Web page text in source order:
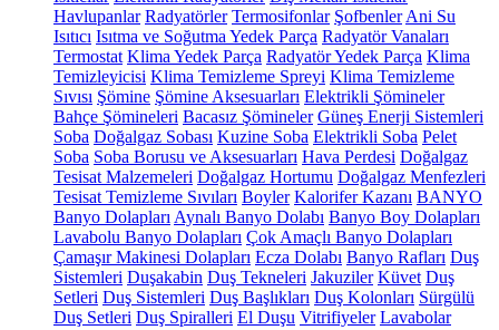
Havlupanlar Radyatörler Termosifonlar Şofbenler Ani Su
Isıtıcı Isıtma ve Soğutma Yedek Parça Radyatör Vanaları
Termostat Klima Yedek Parça Radyatör Yedek Parça Klima
Temizleyicisi Klima Temizleme Spreyi Klima Temizleme
Sıvısı Şömine Şömine Aksesuarları Elektrikli Şömineler
Bahçe Şömineleri Bacasız Şömineler Güneş Enerji Sistemleri
Soba Doğalgaz Sobası Kuzine Soba Elektrikli Soba Pelet
Soba Soba Borusu ve Aksesuarları Hava Perdesi Doğalgaz
Tesisat Malzemeleri Doğalgaz Hortumu Doğalgaz Menfezleri
Tesisat Temizleme Sıvıları Boyler Kalorifer Kazanı BANYO
Banyo Dolapları Aynalı Banyo Dolabı Banyo Boy Dolapları
Lavabolu Banyo Dolapları Çok Amaçlı Banyo Dolapları
Çamaşır Makinesi Dolapları Ecza Dolabı Banyo Rafları Duş
Sistemleri Duşakabin Duş Tekneleri Jakuziler Küvet Duş
Setleri Duş Sistemleri Duş Başlıkları Duş Kolonları Sürgülü
Duş Setleri Duş Spiralleri El Duşu Vitrifiyeler Lavabolar